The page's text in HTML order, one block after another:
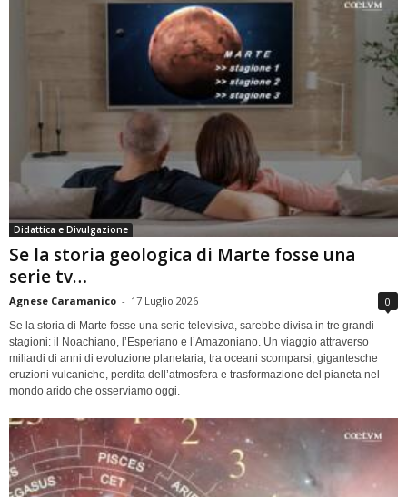
Didattica e Divulgazione
Se la storia geologica di Marte fosse una
serie tv…
Agnese Caramanico - 17 Luglio 2026 0
Se la storia di Marte fosse una serie televisiva, sarebbe divisa in tre grandi
stagioni: il Noachiano, l’Esperiano e l’Amazoniano. Un viaggio attraverso
miliardi di anni di evoluzione planetaria, tra oceani scomparsi, gigantesche
eruzioni vulcaniche, perdita dell’atmosfera e trasformazione del pianeta nel
mondo arido che osserviamo oggi.